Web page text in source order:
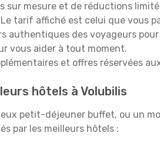
sur mesure et de réductions
tarif affiché est celui que vous
authentiques des voyageurs
vous aider à tout moment.
et offres réservées
hôtels à Volubilis
petit-déjeuner buffet, ou un
par les meilleurs hôtels :